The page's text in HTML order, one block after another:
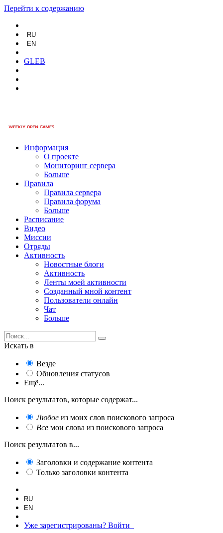
Перейти к содержанию
RU
EN
GLEB
Информация
О проекте
Мониторинг сервера
Больше
Правила
Правила сервера
Правила форума
Больше
Расписание
Видео
Миссии
Отряды
Активность
Новостные блоги
Активность
Ленты моей активности
Созданный мной контент
Пользователи онлайн
Чат
Больше
Искать в
Везде
Обновления статусов
Ещё...
Поиск результатов, которые содержат...
Любое из моих слов поискового запроса
Все мои слова из поискового запроса
Поиск результатов в...
Заголовки и содержание контента
Только заголовки контента
RU
EN
Уже зарегистрированы? Войти